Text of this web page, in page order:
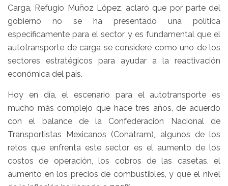
Carga, Refugio Muñoz López, aclaró que por parte del
gobierno no se ha presentado una política
específicamente para el sector y es fundamental que el
autotransporte de carga se considere como uno de los
sectores estratégicos para ayudar a la reactivación
económica del país.
Hoy en día, el escenario para el autotransporte es
mucho más complejo que hace tres años, de acuerdo
con el balance de la Confederación Nacional de
Transportistas Mexicanos (Conatram), algunos de los
retos que enfrenta este sector es el aumento de los
costos de operación, los cobros de las casetas, el
aumento en los precios de combustibles, y que el nivel